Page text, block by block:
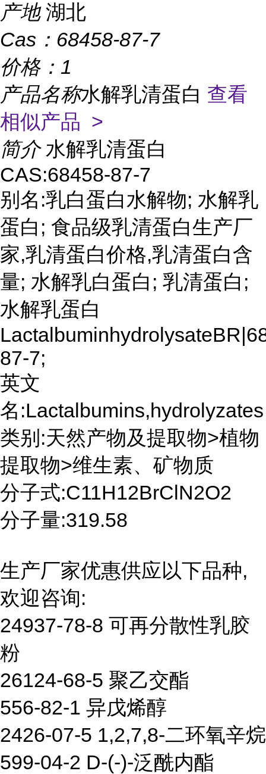
产地 湖北
Cas： 68458-87-7
价格： 1
产品名称水解乳清蛋白 查看
相似产品 >
简介 水解乳清蛋白
CAS:68458-87-7
别名:乳白蛋白水解物; 水解乳
蛋白; 食品级乳清蛋白生产厂
家,乳清蛋白价格,乳清蛋白含
量; 水解乳白蛋白; 乳清蛋白;
水解乳蛋白
87-7;
英文
名:Lactalbumins,hydrolyzates
类别:天然产物及提取物>植物
提取物>维生素、矿物质
分子式:C11H12BrClN2O2
分子量:319.58
生产厂家优惠供应以下品种,
欢迎咨询:
24937-78-8 可再分散性乳胶
粉
26124-68-5 聚乙交酯
556-82-1 异戊烯醇
2426-07-5 1,2,7,8-二环氧辛烷
599-04-2 D-(-)-泛酰内酯